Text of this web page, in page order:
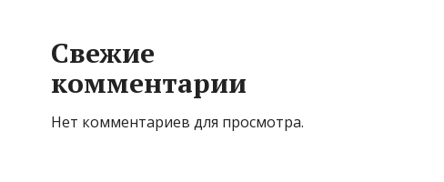
Свежие
комментарии
Нет комментариев для просмотра.